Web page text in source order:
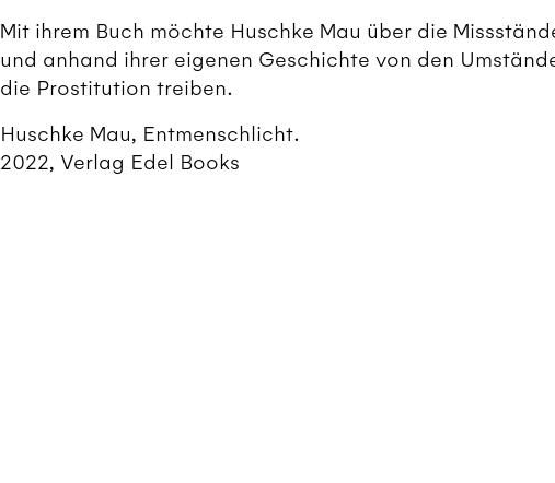
Mit ihrem Buch möchte Huschke Mau über die
und anhand ihrer eigenen Geschichte von den
die Prostitution treiben.
Huschke Mau, Entmenschlicht.
2022, Verlag Edel Books